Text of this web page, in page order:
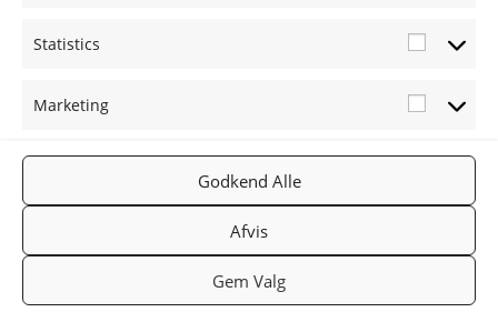
Statistics
Marketing
Godkend Alle
Afvis
Gem Valg
T
Facebook
Gå til
Twinheat.
dk
NYHEDSB
nyhedsbr